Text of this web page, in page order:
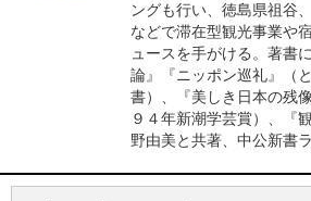
ングも行い、徳島県祖谷
などで滞在型観光事業や
ュースを手がける。著書
論』『ニッポン巡礼』（
書）、『美しき日本の残
９４年新潮学芸賞）、『
野由美と共著、中公新書